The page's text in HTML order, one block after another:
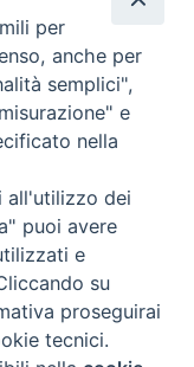
Cuneo
per
anche per
semplici",
e
nella
all'utilizzo dei
puoi avere
e
su
proseguirai
tecnici.